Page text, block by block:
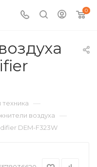
0
—
воздуха —
DEM-F323W